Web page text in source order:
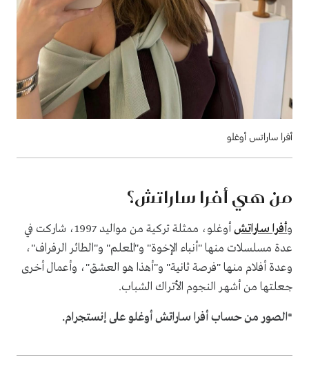
أفرا ساراتس أوغلو
من هي أفرا ساراتش؟
وأفرا ساراتش
أوغلو، ممثلة تركية من مواليد 1997، شاركت في
عدة مسلسلات منها "أنباء الإخوة" و"المعلم" و"الطائر الرفراف"،
وعدة أفلام منها "فرصة ثانية" و"أهذا هو العشق"، وأعمال أخرى
جعلتها من أشهر النجوم الأتراك الشباب.
*الصور من حساب أفرا ساراتش أوغلو على إنستجرام.